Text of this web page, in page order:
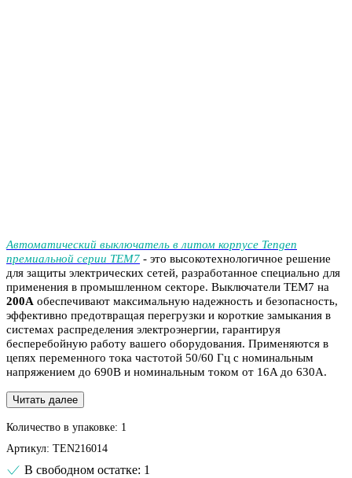
Автоматический выключатель в литом корпусе Tengen
премиальной серии TEM7 - это высокотехнологичное решение
для защиты электрических сетей, разработанное специально для
применения в промышленном секторе. Выключатели TEM7 на
200A обеспечивают максимальную надежность и безопасность,
эффективно предотвращая перегрузки и короткие замыкания в
системах распределения электроэнергии, гарантируя
бесперебойную работу вашего оборудования. Применяются в
цепях переменного тока частотой 50/60 Гц с номинальным
напряжением до 690В и номинальным током от 16A до 630A.
Читать далее
Количество в упаковке: 1
Артикул: TEN216014
В свободном остатке: 1